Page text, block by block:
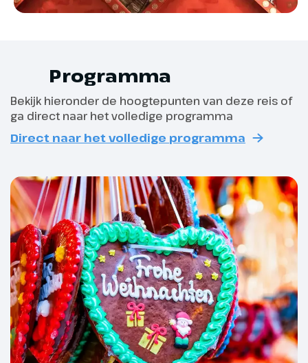
Programma
Bekijk hieronder de hoogtepunten van deze reis of
ga direct naar het volledige programma
Direct naar het volledige programma
Vandaag heeft u de gehele dag
de mogelijkheid om Düsseldorf
te verkennen. Op de
Schadowplatz treft u de groots
opgezette Nikolausmarkt aan. De
geur van kerstgroen op deze
kerstmarkt ruikt u goed door de
met dennengroen bedekte
daken van de houten
kerstkraampjes, maar ook de